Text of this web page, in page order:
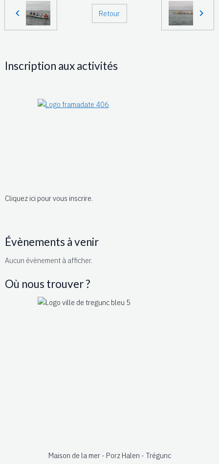
Retour
Inscription aux activités
Cliquez ici pour vous inscrire.
Évènements à venir
Aucun évènement à afficher.
Où nous trouver ?
Maison de la mer - Porz Halen - Trégunc